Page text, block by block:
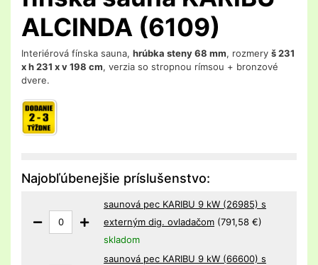
ALCINDA (6109)
Interiérová fínska sauna, hrúbka steny 68 mm, rozmery š 231
x h 231 x v 198 cm, verzia so stropnou rímsou + bronzové
dvere.
Najobľúbenejšie príslušenstvo:
saunová pec KARIBU 9 kW (26985) s
externým dig. ovladačom (791,58 €)
skladom
saunová pec KARIBU 9 kW (66600) s